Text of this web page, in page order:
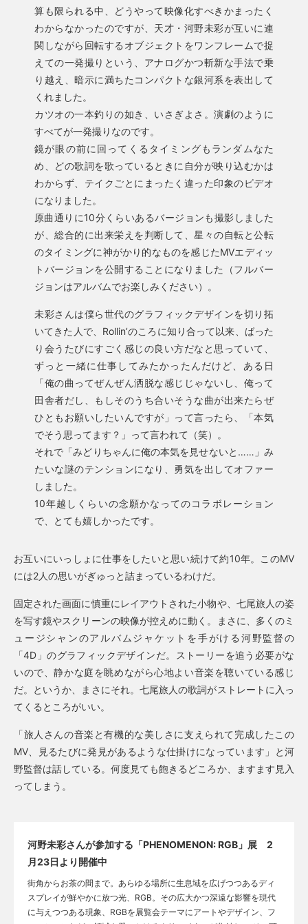
算も限られる中、どうやって映像化すべきかまったく
わからなかったのですが、天才・河野未彩が互いに連
関しながら回転するオブジェクトをワンフレームで捉
えての一発撮りという、アナログかつ斬新な手法で乗
り越え、暗示に満ちたコンパクトな銀河系を表出して
くれました。
カツオの一本釣りの如き、いさぎよさ。演劇のように
すべてが一発撮りなのです。
鏡が眼の前に回ってくるタイミングもランダムなた
め、どの歌詞を歌っているときに自分が映り込むかは
わからず、テイクごとにまったく違った印象のビデオ
になりました。
原曲通りに10分くらいあるバージョンも撮影しました
が、総合的に出来栄えを判断して、星々の自転と公転
のタイミングに神がかり的なものを感じたMVエディッ
トバージョンを公開することになりました（フルバー
ジョンはアルバムでお楽しみください）。
未彩さんは僕ら世代のグラフィックデザインを切り拓
いてきた人で、Rollin’のころに知り合って以来、ばった
り会うたびにすごく感じの良い方だなと思っていて、
ずっと一緒に仕事してみたかったんだけど、ある日
「俺の曲ってぜんぜん洒脱な感じじゃないし、俺って
田舎者だし、もしそのうち合いそうな曲が出来たらぜ
ひともお願いしたいんですが」って言ったら、「本気
でそう思ってます？」って言われて（笑）。
それで「みどりちゃんに俺の本気を見せないと……」み
たいな謎のテンションになり、勇気を出してオファー
しました。
10年越しくらいの念願かなってのコラボレーション
で、とても嬉しかったです。
お互いにいっしょに仕事をしたいと思い続けて約10年。このMV
には2人の思いがぎゅっと詰まっているわけだ。
固定された画面に慎重にレイアウトされた小物や、七尾旅人の姿
を写す鏡やスクリーンの映像が控えめに動く。まさに、多くのミ
ュージシャンのアルバムジャケットを手がける河野監督の
「4D」のグラフィックデザインだ。ストーリーを追う必要がな
いので、静かな庭を眺めながら心地よい音楽を聴いている感じ
だ。というか、まさにそれ。七尾旅人の歌詞がストレートに入っ
てくるところがいい。
「旅人さんの音楽と有機的な美しさに支えられて完成したこの
MV、見るたびに発見があるような仕掛けになっています」と河
野監督は話している。何度見ても飽きるどころか、ますます見入
ってしまう。
河野未彩さんが参加する「PHENOMENON: RGB」展 2
月23日より開催中
街角からお茶の間まで。あらゆる場所に生息域を広げつつあるディ
スプレイが鮮やかに放つ光、RGB。その広大かつ深遠な影響を現代
に与えつつある現象、RGBを展覧会テーマにアートやデザイン、フ